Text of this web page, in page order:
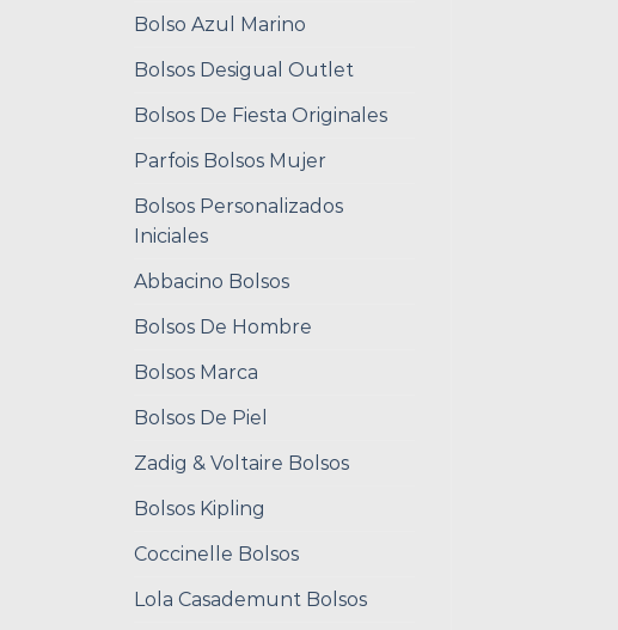
Bolso Azul Marino
Bolsos Desigual Outlet
Bolsos De Fiesta Originales
Parfois Bolsos Mujer
Bolsos Personalizados
Iniciales
Abbacino Bolsos
Bolsos De Hombre
Bolsos Marca
Bolsos De Piel
Zadig & Voltaire Bolsos
Bolsos Kipling
Coccinelle Bolsos
Lola Casademunt Bolsos